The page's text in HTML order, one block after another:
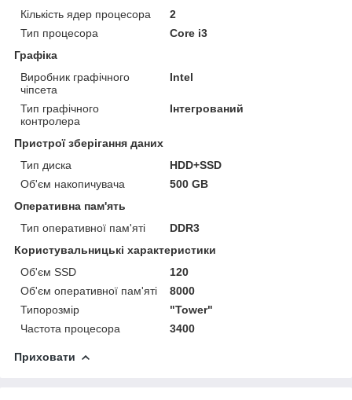
Кількість ядер процесора
2
Тип процесора
Core i3
Графіка
Виробник графічного
чіпсета
Intel
Тип графічного
контролера
Інтегрований
Пристрої зберігання даних
Тип диска
HDD+SSD
Об'єм накопичувача
500 GB
Оперативна пам'ять
Тип оперативної пам'яті
DDR3
Користувальницькі характеристики
Об'єм SSD
120
Об'єм оперативної пам'яті
8000
Типорозмір
"Tower"
Частота процесора
3400
Приховати